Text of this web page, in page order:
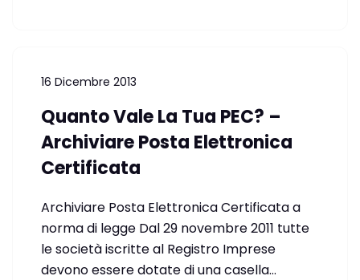
16 Dicembre 2013
Quanto Vale La Tua PEC? –
Archiviare Posta Elettronica
Certificata
Archiviare Posta Elettronica Certificata a
norma di legge Dal 29 novembre 2011 tutte
le società iscritte al Registro Imprese
devono essere dotate di una casella…